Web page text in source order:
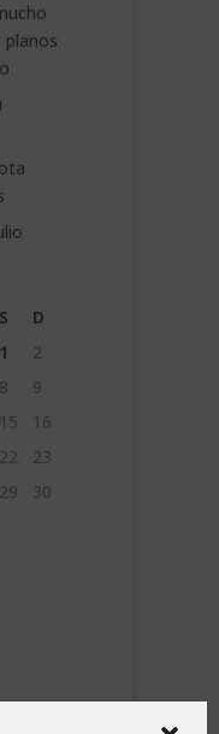
planos
S
D
1
2
8
9
15
16
22
23
29
30